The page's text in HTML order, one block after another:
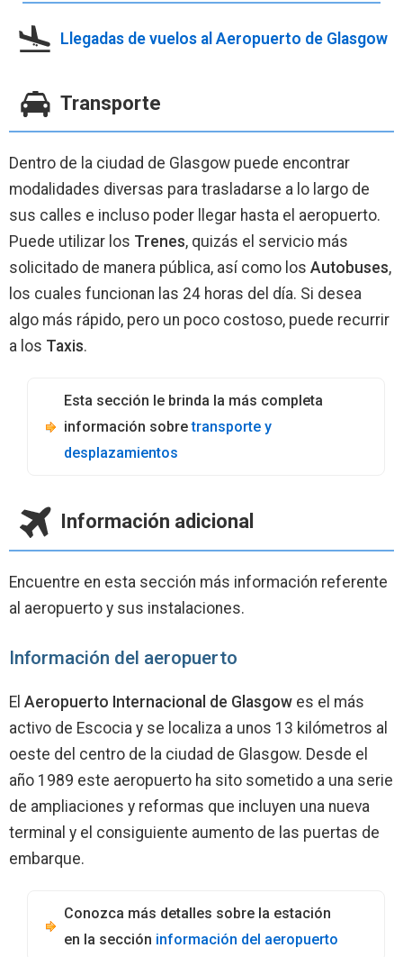
Llegadas de vuelos al Aeropuerto de Glasgow
Transporte
Dentro de la ciudad de Glasgow puede encontrar
modalidades diversas para trasladarse a lo largo de
sus calles e incluso poder llegar hasta el aeropuerto.
Puede utilizar los Trenes, quizás el servicio más
solicitado de manera pública, así­ como los Autobuses,
los cuales funcionan las 24 horas del dí­a. Si desea
algo más rápido, pero un poco costoso, puede recurrir
a los Taxis.
Esta sección le brinda la más completa
información sobretransporte y
desplazamientos
Información adicional
Encuentre en esta sección más información referente
al aeropuerto y sus instalaciones.
Información del aeropuerto
El Aeropuerto Internacional de Glasgow es el más
activo de Escocia y se localiza a unos 13 kilómetros al
oeste del centro de la ciudad de Glasgow. Desde el
año 1989 este aeropuerto ha sito sometido a una serie
de ampliaciones y reformas que incluyen una nueva
terminal y el consiguiente aumento de las puertas de
embarque.
Conozca más detalles sobre la estación
en la sección información del aeropuerto